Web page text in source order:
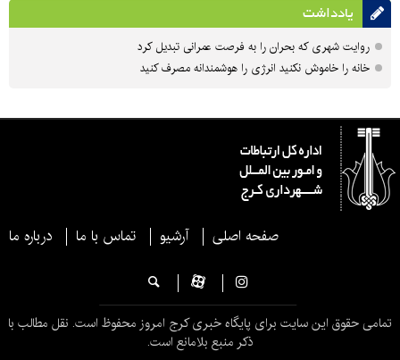
یادداشت
روایت شهری که بحران را به فرصت عمرانی تبدیل کرد
خانه را خاموش نکنید انرژی را هوشمندانه مصرف کنید
صفحه اصلی آرشیو تماس با ما درباره ما
تمامی حقوق این سایت برای پایگاه خبری کرج امروز محفوظ است. نقل مطالب با
ذکر منبع بلامانع است.